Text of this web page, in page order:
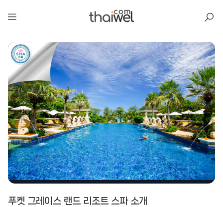
푸켓 그레이스 랜드 리조트 스파
푸켓 그레이스 랜드 리조트 스파 소개